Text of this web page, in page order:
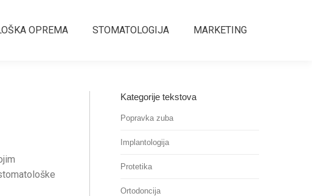
OPREMA STOMATOLOGIJA MARKETING
Kategorije tekstova
Popravka zuba
Implantologija
Protetika
Ortodoncija